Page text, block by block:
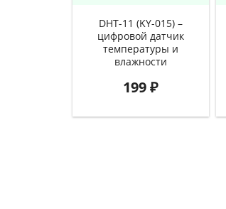
DHT-11 (KY-015) –
цифровой датчик
температуры и
влажности
199₽